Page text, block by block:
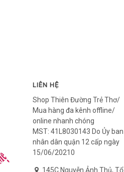
LIÊN HỆ
Shop Thiên Đường Trẻ Thơ/
Mua hàng đa kênh offline/
online nhanh chóng
MST: 41L8030143 Do Ủy ban
nhân dân quận 12 cấp ngày
15/06/20210
145C Nguyễn Ảnh Thủ, Tổ